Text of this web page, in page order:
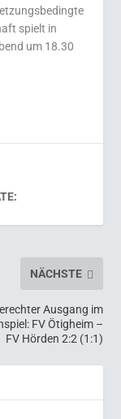
spielt in
um 18.30
NÄCHSTE
Ausgang im
FV Ötigheim –
FV Hörden 2:2 (1:1)